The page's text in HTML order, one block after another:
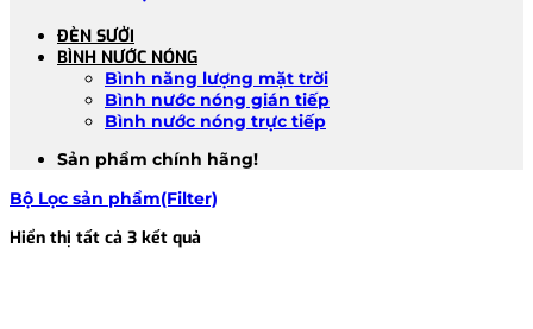
ĐÈN SƯỞI
BÌNH NƯỚC NÓNG
Bình năng lượng mặt trời
Bình nước nóng gián tiếp
Bình nước nóng trực tiếp
Sản phẩm chính hãng!
Bộ Lọc sản phẩm(Filter)
Hiển thị tất cả 3 kết quả